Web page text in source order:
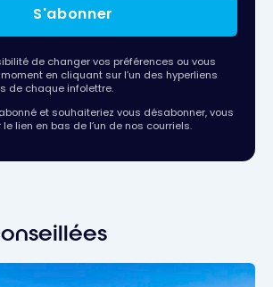
S'abonner
de changer vos préférences ou vous
en cliquant sur l’un des hyperliens
de chaque infolettre.
et souhaiteriez vous désabonner, vous
lien en bas de l’un de nos courriels.